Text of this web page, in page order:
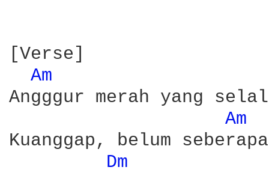
[Verse]
Am
Angggur merah yang
Am
Kuanggap, belum seberapa
Dm